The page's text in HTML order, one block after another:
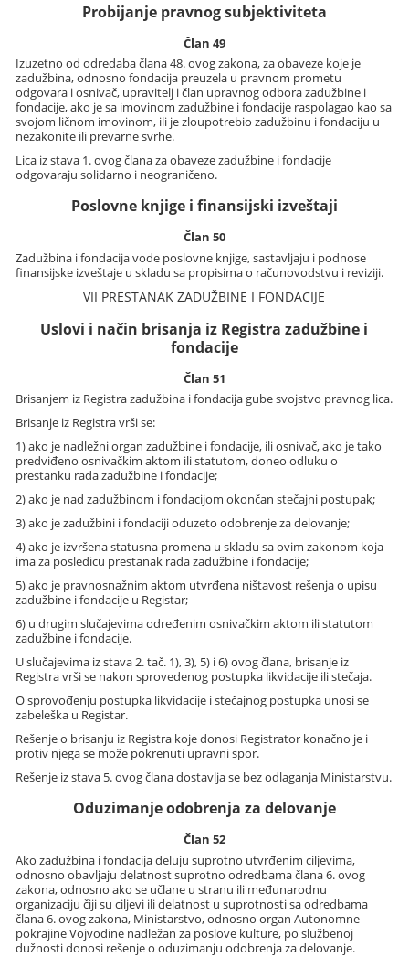
Probijanje pravnog subjektiviteta
Član 49
Izuzetno od odredaba člana 48. ovog zakona, za obaveze koje je
zadužbina, odnosno fondacija preuzela u pravnom prometu
odgovara i osnivač, upravitelj i član upravnog odbora zadužbine i
fondacije, ako je sa imovinom zadužbine i fondacije raspolagao kao sa
svojom ličnom imovinom, ili je zloupotrebio zadužbinu i fondaciju u
nezakonite ili prevarne svrhe.
Lica iz stava 1. ovog člana za obaveze zadužbine i fondacije
odgovaraju solidarno i neograničeno.
Poslovne knjige i finansijski izveštaji
Član 50
Zadužbina i fondacija vode poslovne knjige, sastavljaju i podnose
finansijske izveštaje u skladu sa propisima o računovodstvu i reviziji.
VII PRESTANAK ZADUŽBINE I FONDACIJE
Uslovi i način brisanja iz Registra zadužbine i
fondacije
Član 51
Brisanjem iz Registra zadužbina i fondacija gube svojstvo pravnog lica.
Brisanje iz Registra vrši se:
1) ako je nadležni organ zadužbine i fondacije, ili osnivač, ako je tako
predviđeno osnivačkim aktom ili statutom, doneo odluku o
prestanku rada zadužbine i fondacije;
2) ako je nad zadužbinom i fondacijom okončan stečajni postupak;
3) ako je zadužbini i fondaciji oduzeto odobrenje za delovanje;
4) ako je izvršena statusna promena u skladu sa ovim zakonom koja
ima za posledicu prestanak rada zadužbine i fondacije;
5) ako je pravnosnažnim aktom utvrđena ništavost rešenja o upisu
zadužbine i fondacije u Registar;
6) u drugim slučajevima određenim osnivačkim aktom ili statutom
zadužbine i fondacije.
U slučajevima iz stava 2. tač. 1), 3), 5) i 6) ovog člana, brisanje iz
Registra vrši se nakon sprovedenog postupka likvidacije ili stečaja.
O sprovođenju postupka likvidacije i stečajnog postupka unosi se
zabeleška u Registar.
Rešenje o brisanju iz Registra koje donosi Registrator konačno je i
protiv njega se može pokrenuti upravni spor.
Rešenje iz stava 5. ovog člana dostavlja se bez odlaganja Ministarstvu.
Oduzimanje odobrenja za delovanje
Član 52
Ako zadužbina i fondacija deluju suprotno utvrđenim ciljevima,
odnosno obavljaju delatnost suprotno odredbama člana 6. ovog
zakona, odnosno ako se učlane u stranu ili međunarodnu
organizaciju čiji su ciljevi ili delatnost u suprotnosti sa odredbama
člana 6. ovog zakona, Ministarstvo, odnosno organ Autonomne
pokrajine Vojvodine nadležan za poslove kulture, po službenoj
dužnosti donosi rešenje o oduzimanju odobrenja za delovanje.